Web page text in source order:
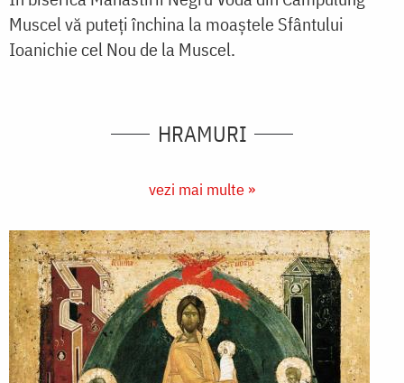
Muscel vă puteți închina la moaștele Sfântului
Ioanichie cel Nou de la Muscel.
HRAMURI
vezi mai multe »